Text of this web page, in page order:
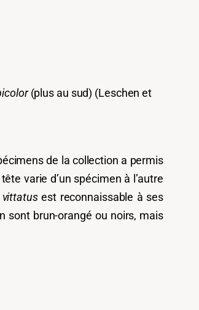
(plus au sud) (Leschen et
de la collection a permis
varie d’un spécimen à l’autre
vittatusest reconnaissable à ses
sont brun-orangé ou noirs, mais